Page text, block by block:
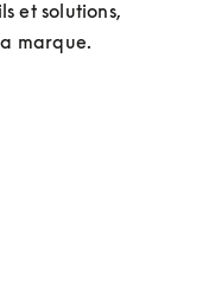
et solutions,
marque.